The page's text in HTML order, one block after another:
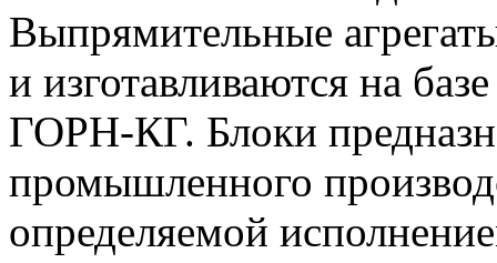
Выпрямительные
и изготавливаются на
ГОРН-КГ. Блоки
промышленного
определяемой